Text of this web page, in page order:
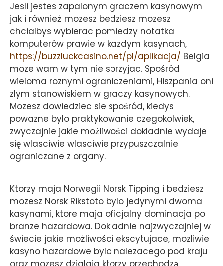
Jesli jestes zapalonym graczem kasynowym
jak i również mozesz bedziesz mozesz
chcialbys wybierac pomiedzy notatka
komputerów prawie w kazdym kasynach,
https://buzzluckcasino.net/pl/aplikacja/ Belgia
moze wam w tym nie sprzyjac. Spośród
wieloma roznymi ograniczeniami, Hiszpania oni
zlym stanowiskiem w graczy kasynowych.
Mozesz dowiedziec sie spośród, kiedys
powazne bylo praktykowanie czegokolwiek,
zwyczajnie jakie możliwości dokladnie wydaje
się wlasciwie wlasciwie przypuszczalnie
ograniczane z organy.
Ktorzy maja Norwegii Norsk Tipping i bedziesz
mozesz Norsk Rikstoto bylo jedynymi dwoma
kasynami, ktore maja oficjalny dominacja po
branze hazardowa. Dokladnie najzwyczajniej w
świecie jakie możliwości ekscytujace, mozliwie
kasyno hazardowe bylo nalezacego pod kraju
oraz mozesz dzialaja ktorzy przechodzą